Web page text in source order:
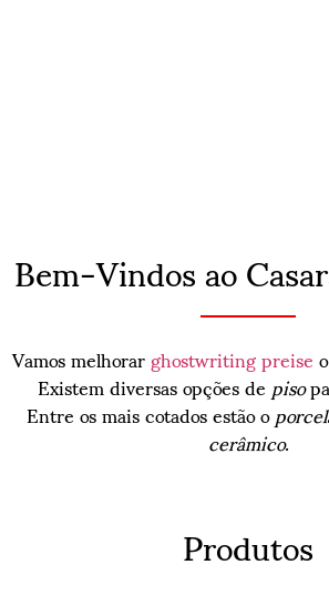
Bem-Vindos ao
Vamos melhorarghostwriting preise
Existem diversas opções depiso
Entre os mais cotados estão o
cerâmico.
Produtos